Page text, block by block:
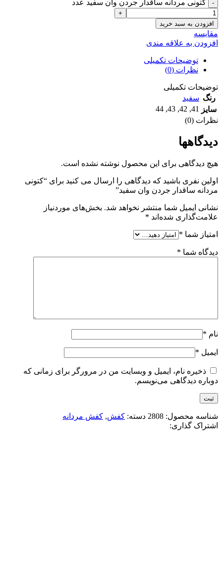
کتونی مردانه ساقدار جردن وان سفيد عدد
افزودن به سبد خرید
مقايسه
افزودن به علاقه مندی
توضیحات تکمیلی
نظرات (0)
توضیحات تکمیلی
رنگ سفید
سایز
41
,
42
,
43
,
44
نظرات (0)
دیدگاهها
هیچ دیدگاهی برای این محصول نوشته نشده است.
اولین نفری باشید که دیدگاهی را ارسال می کنید برای “کتونی
مردانه ساقدار جردن وان سفيد”
نشانی ایمیل شما منتشر نخواهد شد. بخش‌های موردنیاز
علامت‌گذاری شده‌اند *
امتیاز شما *
دیدگاه شما *
نام *
ایمیل *
ذخیره نام، ایمیل و وبسایت من در مرورگر برای زمانی که
دوباره دیدگاهی می‌نویسم.
شناسه محصول: 2808 دسته: کفش, کفش مردانه
اشتراک گذاری: